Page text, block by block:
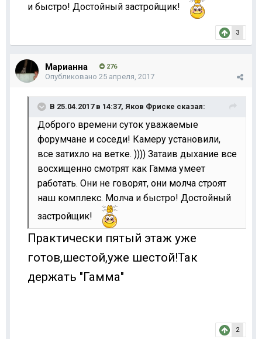
и быстро! Достойный застройщик!
3
Марианна 276
Опубликовано 25 апреля, 2017
В 25.04.2017 в 14:37, Яков Фриске сказал:
Доброго времени суток уважаемые
форумчане и соседи! Камеру установили,
все затихло на ветке. )))) Затаив дыхание все
восхищенно смотрят как Гамма умеет
работать. Они не говорят, они молча строят
наш комплекс. Молча и быстро! Достойный
застройщик!
Практически пятый этаж уже
готов,шестой,уже шестой!Так
держать "Гамма"
2